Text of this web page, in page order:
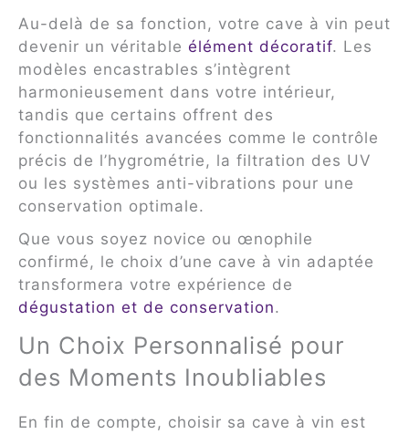
Au-delà de sa fonction, votre cave à vin peut
devenir un véritable élément décoratif. Les
modèles encastrables s’intègrent
harmonieusement dans votre intérieur,
tandis que certains offrent des
fonctionnalités avancées comme le contrôle
précis de l’hygrométrie, la filtration des UV
ou les systèmes anti-vibrations pour une
conservation optimale.
Que vous soyez novice ou œnophile
confirmé, le choix d’une cave à vin adaptée
transformera votre expérience de
dégustation et de conservation.
Un Choix Personnalisé pour
des Moments Inoubliables
En fin de compte, choisir sa cave à vin est